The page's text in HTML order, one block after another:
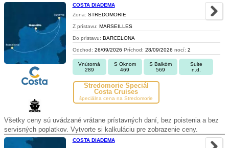
COSTA DIADEMA
Zona: STREDOMORIE
Z prístavu: MARSEILLES
Do prístavu: BARCELONA
Odchod: 26/09/2026 Príchod: 28/09/2026 nocí: 2
Vnútorná
289
S Oknom
469
S Balkóm
569
Suite
n.d.
Stredomorie Špeciál
Costa Cruises
špeciálna cena na Stredomorie
Všetky ceny sú uvádzané vrátane prístavných daní, bez poistenia a bez
servisných poplatkov. Vytvorte si kalkuláciu pre zobrazenie ceny.
COSTA DIADEMA